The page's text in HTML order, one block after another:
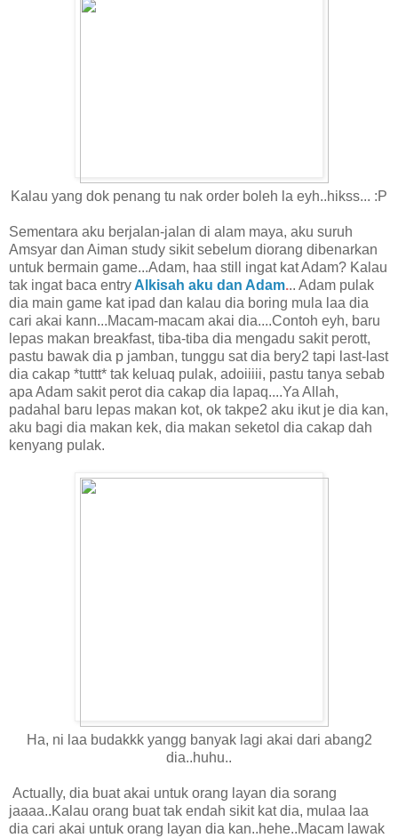
Kalau yang dok penang tu nak order boleh la eyh..hikss... :P
Sementara aku berjalan-jalan di alam maya, aku suruh
Amsyar dan Aiman study sikit sebelum diorang dibenarkan
untuk bermain game...Adam, haa still ingat kat Adam? Kalau
tak ingat baca entry Alkisah aku dan Adam... Adam pulak
dia main game kat ipad dan kalau dia boring mula laa dia
cari akai kann...Macam-macam akai dia....Contoh eyh, baru
lepas makan breakfast, tiba-tiba dia mengadu sakit perott,
pastu bawak dia p jamban, tunggu sat dia bery2 tapi last-last
dia cakap *tuttt* tak keluaq pulak, adoiiiii, pastu tanya sebab
apa Adam sakit perot dia cakap dia lapaq....Ya Allah,
padahal baru lepas makan kot, ok takpe2 aku ikut je dia kan,
aku bagi dia makan kek, dia makan seketol dia cakap dah
kenyang pulak.
Ha, ni laa budakkk yangg banyak lagi akai dari abang2
dia..huhu..
Actually, dia buat akai untuk orang layan dia sorang
jaaaa..Kalau orang buat tak endah sikit kat dia, mulaa laa
dia cari akai untuk orang layan dia kan..hehe..Macam lawak